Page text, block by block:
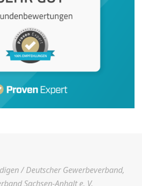
/ Deutscher Gewerbeverband,
Sachsen-Anhalt e. V.